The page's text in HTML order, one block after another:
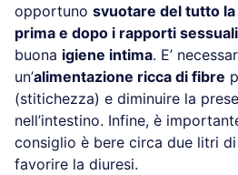
opportuno svuotare del tutto
prima e dopo i rapporti sessuali
buona igiene intima. E’
un’alimentazione ricca di fibre
(stitichezza) e diminuire la
nell’intestino. Infine, è
consiglio è bere circa due litri
favorire la diuresi.